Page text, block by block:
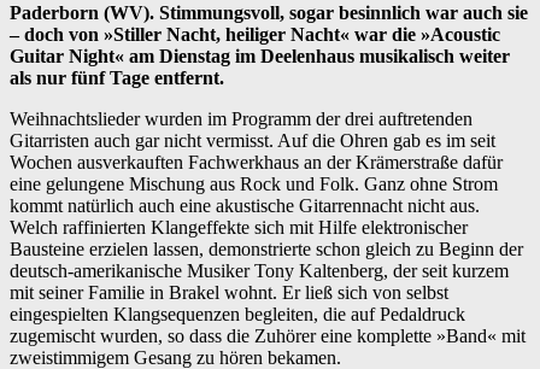
Paderborn (WV). Stimmungsvoll, sogar besinnlich war auch sie
– doch von »Stiller Nacht, heiliger Nacht« war die »Acoustic
Guitar Night« am Dienstag im Deelenhaus musikalisch weiter
als nur fünf Tage entfernt.
Weihnachtslieder wurden im Programm der drei auftretenden
Gitarristen auch gar nicht vermisst. Auf die Ohren gab es im seit
Wochen ausverkauften Fachwerkhaus an der Krämerstraße dafür
eine gelungene Mischung aus Rock und Folk. Ganz ohne Strom
kommt natürlich auch eine akustische Gitarrennacht nicht aus.
Welch raffinierten Klangeffekte sich mit Hilfe elektronischer
Bausteine erzielen lassen, demonstrierte schon gleich zu Beginn der
deutsch-amerikanische Musiker Tony Kaltenberg, der seit kurzem
mit seiner Familie in Brakel wohnt. Er ließ sich von selbst
eingespielten Klangsequenzen begleiten, die auf Pedaldruck
zugemischt wurden, so dass die Zuhörer eine komplette »Band« mit
zweistimmigem Gesang zu hören bekamen.